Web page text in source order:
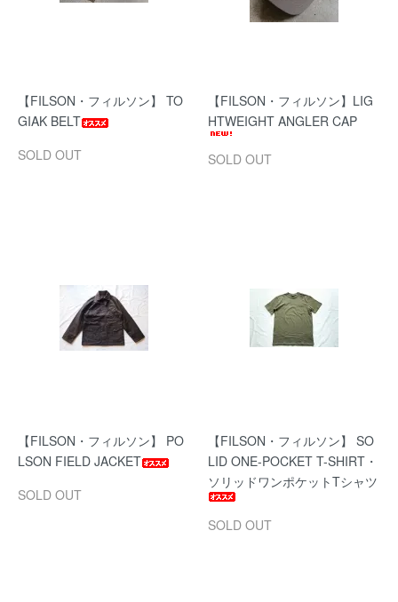
【FILSON・フィルソン】 TO
GIAK BELT
SOLD OUT
【FILSON・フィルソン】LIG
HTWEIGHT ANGLER CAP
SOLD OUT
【FILSON・フィルソン】 PO
LSON FIELD JACKET
SOLD OUT
【FILSON・フィルソン】 SO
LID ONE-POCKET T-SHIRT・
ソリッドワンポケットTシャツ
SOLD OUT